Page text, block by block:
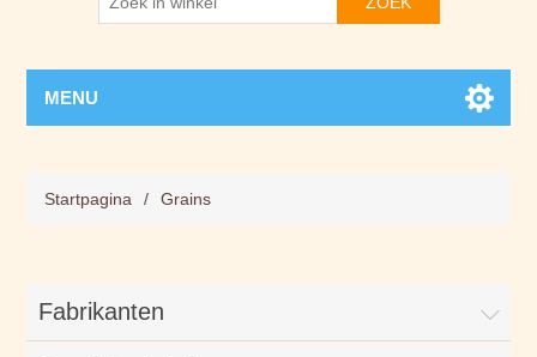
MENU
Startpagina / Grains
Fabrikanten